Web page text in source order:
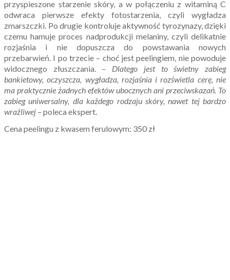
przyspieszone starzenie skóry, a w połączeniu z witaminą C
odwraca pierwsze efekty fotostarzenia, czyli wygładza
zmarszczki. Po drugie kontroluje aktywność tyrozynazy, dzięki
czemu hamuje proces nadprodukcji melaniny, czyli delikatnie
rozjaśnia i nie dopuszcza do powstawania nowych
przebarwień. I po trzecie – choć jest peelingiem, nie powoduje
widocznego złuszczania. – Dlatego jest to świetny zabieg
bankietowy, oczyszcza, wygładza, rozjaśnia i rozświetla cerę, nie
ma praktycznie żadnych efektów ubocznych ani przeciwskazań. To
zabieg uniwersalny, dla każdego rodzaju skóry, nawet tej bardzo
wrażliwej – poleca ekspert.
Cena peelingu z kwasem ferulowym: 350 zł